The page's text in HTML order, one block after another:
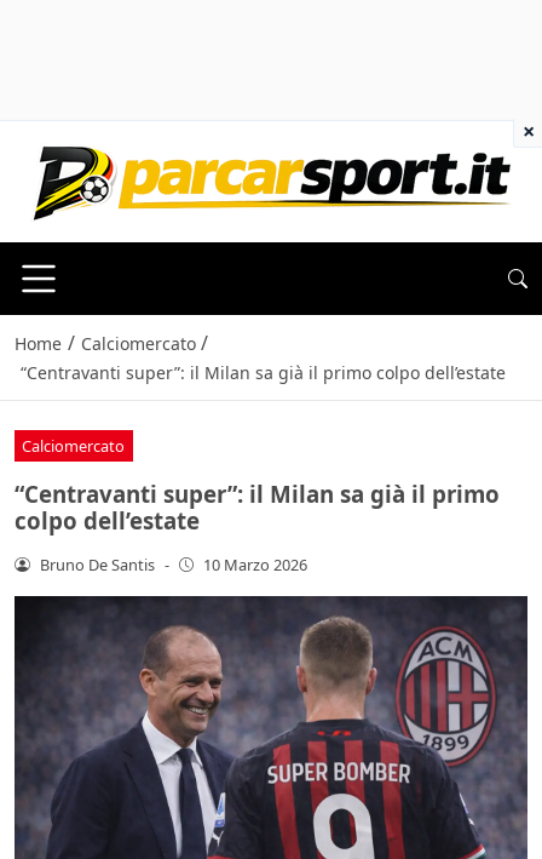
Home / Calciomercato /
“Centravanti super”: il Milan sa già il primo colpo dell’estate
Calciomercato
“Centravanti super”: il Milan sa già il primo
colpo dell’estate
Bruno De Santis - 10 Marzo 2026
×